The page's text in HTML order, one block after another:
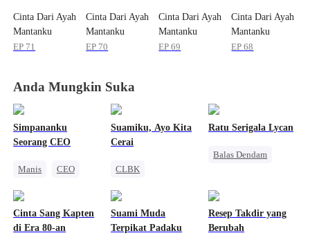
Cinta Dari Ayah
Mantanku
EP 71
Cinta Dari Ayah
Mantanku
EP 70
Cinta Dari Ayah
Mantanku
EP69
Cinta Dari Ayah
Mantanku
EP68
Anda Mungkin Suka
Simpananku
Seorang CEO
Manis
CEO
Suamiku, Ayo Kita
Cerai
CLBK
Ratu Serigala Lycan
Balas Dendam
Manusia Serigala
Pahlawan Kembali
Cinta Sang Kapten
di Era 80-an
Suami Muda
Terpikat Padaku
Resep Takdir yang
Berubah